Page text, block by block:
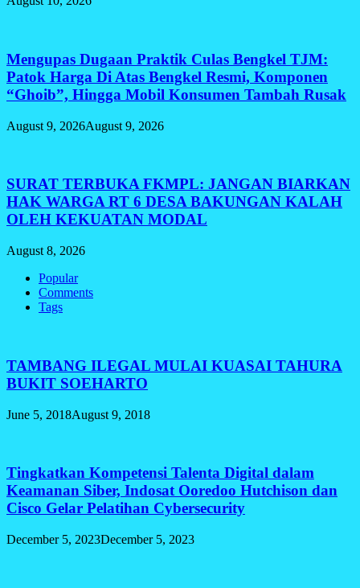
Mengupas Dugaan Praktik Culas Bengkel TJM:
Patok Harga Di Atas Bengkel Resmi, Komponen
“Ghoib”, Hingga Mobil Konsumen Tambah Rusak
August 9, 2026August 9, 2026
SURAT TERBUKA FKMPL: JANGAN BIARKAN
HAK WARGA RT 6 DESA BAKUNGAN KALAH
OLEH KEKUATAN MODAL
August 8, 2026
Popular
Comments
Tags
TAMBANG ILEGAL MULAI KUASAI TAHURA
BUKIT SOEHARTO
June 5, 2018August 9, 2018
Tingkatkan Kompetensi Talenta Digital dalam
Keamanan Siber, Indosat Ooredoo Hutchison dan
Cisco Gelar Pelatihan Cybersecurity
December 5, 2023December 5, 2023